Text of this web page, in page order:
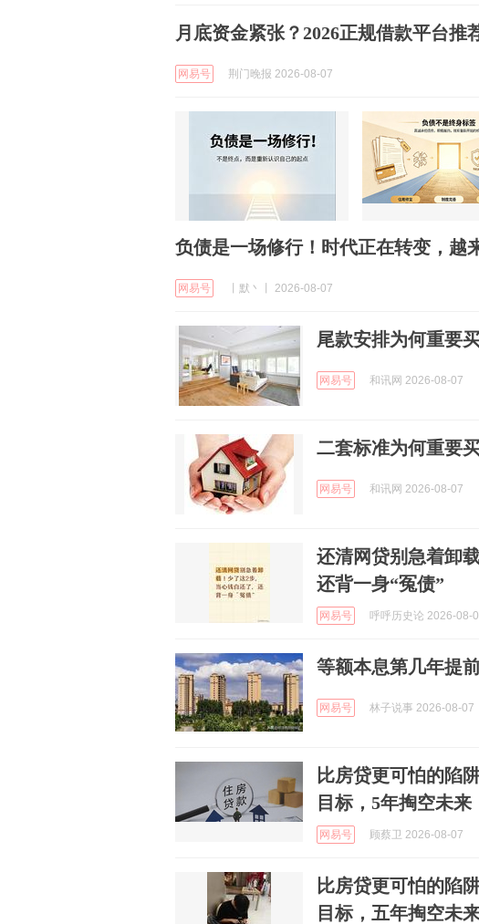
月底资金紧张？2026正规借款平台推
网易号 荆门晚报 2026-08-07
负债是一场修行！时代正在转变，越
网易号 丨默丶丨 2026-08-07
尾款安排为何重要
网易号 和讯网 2026-08-07
二套标准为何重要
网易号 和讯网 2026-08-07
还清网贷别急着卸
还背一身“冤债”
网易号 呼呼历史论 2026-08-
等额本息第几年提
网易号 林子说事 2026-08-07
比房贷更可怕的陷
目标，5年掏空未来
网易号 顾蔡卫 2026-08-07
比房贷更可怕的陷
目标，五年掏空未